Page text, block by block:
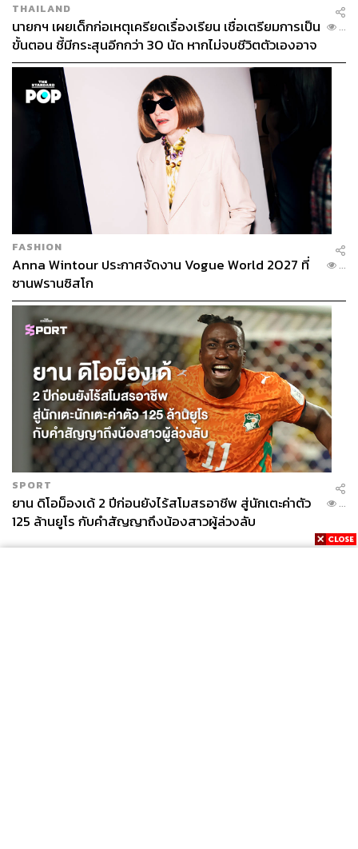
THAILAND
นายกฯ เผยเด็กก่อเหตุเครียดเรื่องเรียน เชื่อเตรียมการเป็น
ขั้นตอน ชี้มีกระสุนอีกกว่า 30 นัด หากไม่จบชีวิตตัวเองอาจ
สูญเสียเพิ่ม
...
FASHION
Anna Wintour ประกาศจัดงาน Vogue World 2027 ที่
ซานฟรานซิสโก
...
SPORT
ยาน ดิโอม็องเด้ 2 ปีก่อนยังไร้สโมสรอาชีพ สู่นักเตะค่าตัว
125 ล้านยูโร กับคำสัญญาถึงน้องสาวผู้ล่วงลับ
...